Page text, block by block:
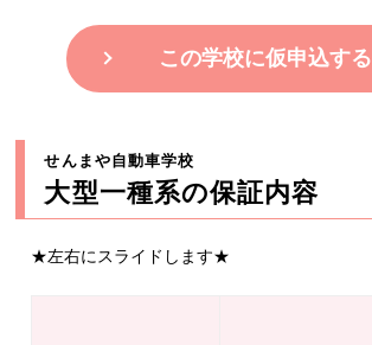
この学校に仮申込する
せんまや自動車学校
大型一種系の保証内容
★左右にスライドします★